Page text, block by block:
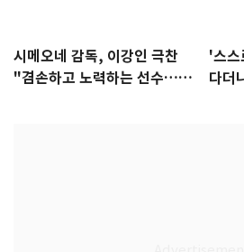
시메오네 감독, 이강인 극찬
"겸손하고 노력하는 선수…좋
'스스
다더